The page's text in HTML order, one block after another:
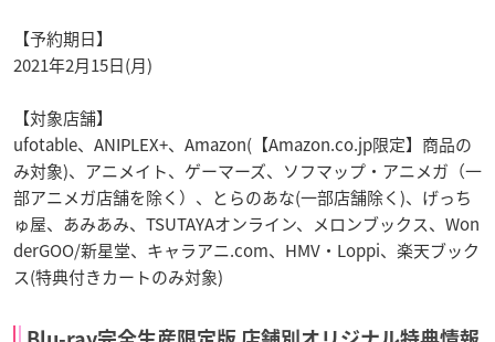
【予約期日】
2021年2月15日(月)
【対象店舗】
ufotable、ANIPLEX+、Amazon(【Amazon.co.jp限定】商品の
み対象)、アニメイト、ゲーマーズ、ソフマップ・アニメガ（一
部アニメガ店舗を除く）、とらのあな(一部店舗除く)、げっち
ゅ屋、あみあみ、TSUTAYAオンライン、メロンブックス、Won
derGOO/新星堂、キャラアニ.com、HMV・Loppi、楽天ブック
ス(特典付きカートのみ対象)